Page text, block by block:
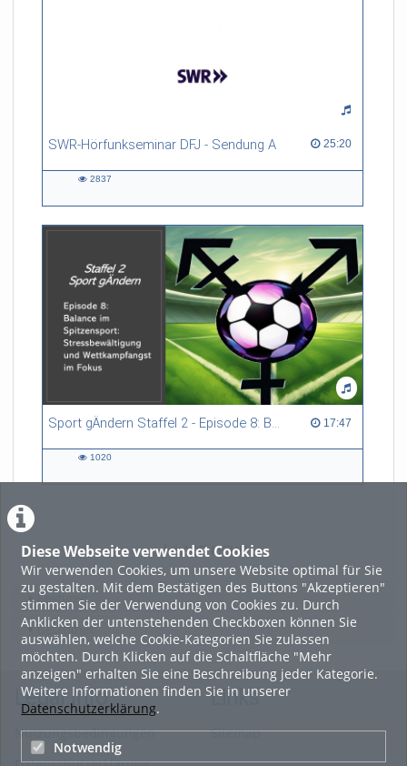
Diese Webseite verwendet Cookies
Wir verwenden Cookies, um unsere Website optimal für Sie
zu gestalten. Mit dem Bestätigen des Buttons "Akzeptieren"
stimmen Sie der Verwendung von Cookies zu. Durch
Anklicken der untenstehenden Checkboxen können Sie
auswählen, welche Cookie-Kategorien Sie zulassen
möchten. Durch Klicken auf die Schaltfläche "Mehr
anzeigen" erhalten Sie eine Beschreibung jeder Kategorie.
Weitere Informationen finden Sie in unserer
Datenschutzerklärung.
Notwendig
SWR-Hörfunkseminar DFJ - Sendung A 25:20
25:20 duration
2837
Sport gÄndern Staffel 2 - Episode 8: Balance im Spitzensport: Stressbewältigung und Wettkampfangst im Fokus 17:47
17:47 duration
1020
LADE MEHR
Featured
Beliebtheit
Legal Info
Nutzungsbedingungen
Links
Sitemap